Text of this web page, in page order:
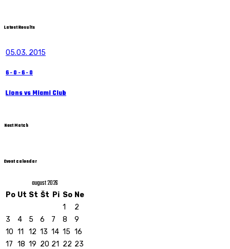
Latest Results
05.03. 2015
6-0-6-0
Lions vs Miami Club
Next Match
Event calendar
august 2026
Po Ut St Št Pi So Ne
1
2
3
4 5 6 7 8
9
10 11 12 13 14 15 16
17 18 19 20 21 22 23